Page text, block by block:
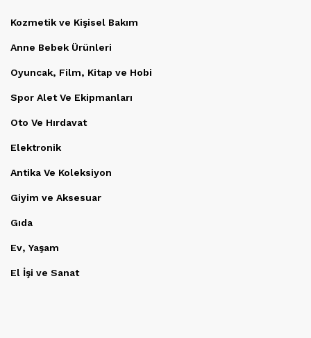
Kozmetik ve Kişisel Bakım
Anne Bebek Ürünleri
Oyuncak, Film, Kitap ve Hobi
Spor Alet Ve Ekipmanları
Oto Ve Hırdavat
Elektronik
Antika Ve Koleksiyon
Giyim ve Aksesuar
Gıda
Ev, Yaşam
El İşi ve Sanat